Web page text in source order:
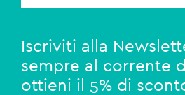
Iscriviti alla
sempre al corrente
ottieni il 5% di